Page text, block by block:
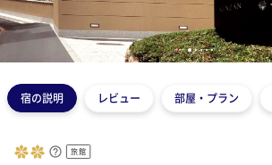
12345
宿の説明 レビュー 部屋・プラン
旅館